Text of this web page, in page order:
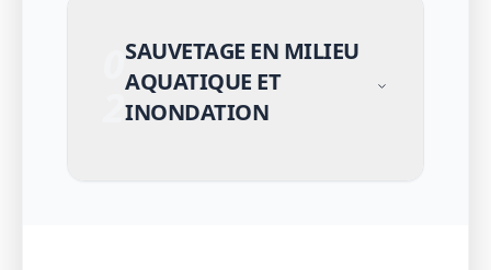
SAUVETAGE EN MILIEU
AQUATIQUE ET
INONDATION